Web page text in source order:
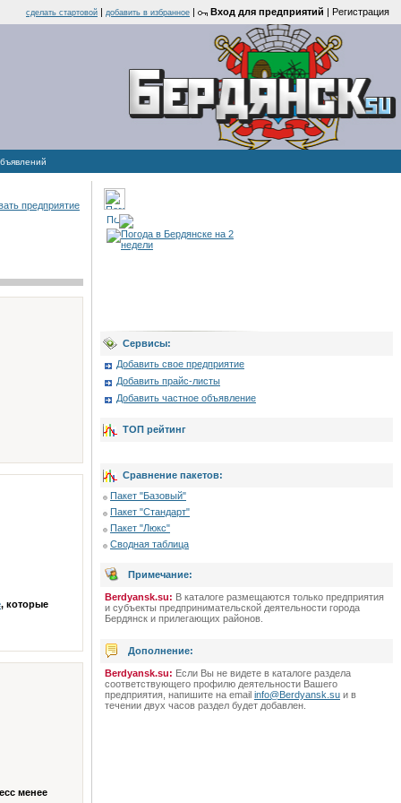
cделать стартовой | добавить в избранное | Вход для предприятий | Регистрация
предприятие
, которые
менее
Сервисы:
Добавить свое предприятие
Добавить прайс-листы
Добавить частное объявление
ТОП рейтинг
Сравнение пакетов:
Пакет "Базовый"
Пакет "Стандарт"
Пакет "Люкс"
Сводная таблица
Примечание:
Berdyansk.su: В каталоге размещаются только предприятия
и субъекты предпринимательской деятельности города
Бердянск и прилегающих районов.
Дополнение:
Berdyansk.su: Если Вы не видете в каталоге раздела
соответствующего профилю деятельности Вашего
предприятия, напишите на email info@Berdyansk.su и в
течении двух часов раздел будет добавлен.